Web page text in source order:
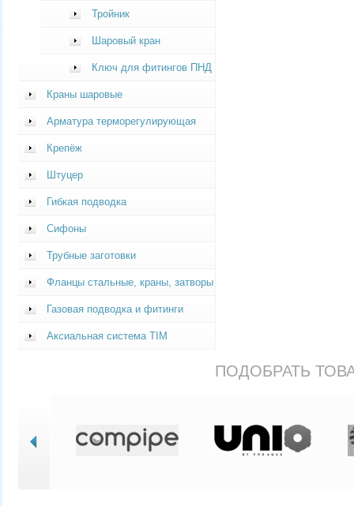
Тройник
Шаровый кран
Ключ для фитингов ПНД
Краны шаровые
Арматура терморегулирующая
Крепёж
Штуцер
Гибкая подводка
Сифоны
Трубные заготовки
Фланцы стальные, краны, затворы
Газовая подводка и фитинги
Аксиальная система TIM
ПОДОБРАТЬ